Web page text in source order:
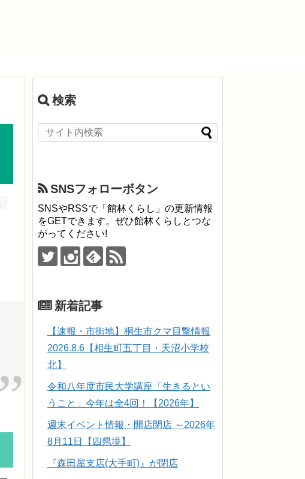
検索
SNSフォローボタン
SNSやRSSで「館林くらし」の更新情報
をGETできます。ぜひ館林くらしとつな
がってください!
新着記事
【速報・市街地】桐生市クマ目撃情報
2026.8.6【相生町五丁目・天沼小学校
北】
令和八年度市民大学講座「生きるとい
うこと」今年は全4回！【2026年】
週末イベント情報・開店閉店 ～2026年
8月11日【四県境】
『森田屋支店(大手町)』が閉店